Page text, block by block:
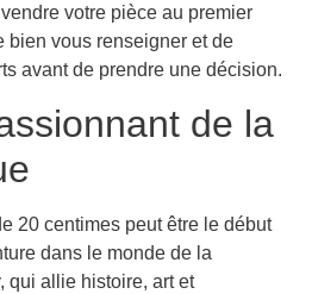
votre pièce au premier
bien vous renseigner et de
avant de prendre une décision.
de la
20 centimes peut être le début
dans le monde de la
qui allie histoire, art et